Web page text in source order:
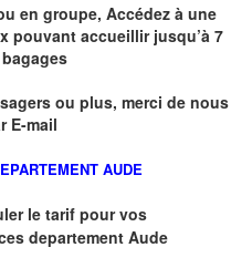
en groupe, Accédez à une
pouvant accueillir jusqu’à 7
ou plus, merci de nous
E-mail
AUDE
le tarif pour vos
departement Aude